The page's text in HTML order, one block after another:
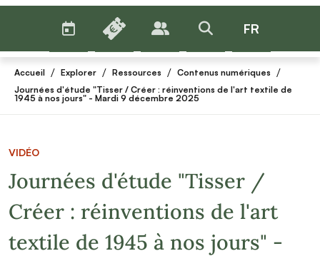
BILLETTERIE
PUBLICS >RECHERCHER
FR
Accueil / Explorer / Ressources / Contenus numériques /
Journées d'étude "Tisser / Créer : réinventions de l'art textile de
1945 à nos jours" - Mardi 9 décembre 2025
VIDÉO
Journées d'étude "Tisser /
Créer : réinventions de l'art
textile de 1945 à nos jours" -